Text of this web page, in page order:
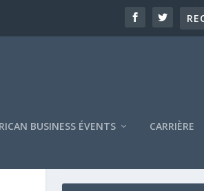
BUSINESS ÉVENTS CARRIÈRE